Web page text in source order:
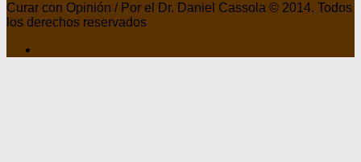
Curar con Opinión / Por el Dr. Daniel Cassola © 2014. Todos
los derechos reservados